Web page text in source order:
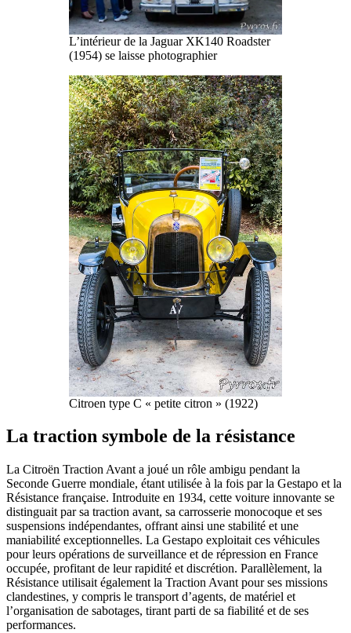
L’intérieur de la Jaguar XK140 Roadster
(1954) se laisse photographier
Citroen type C « petite citron » (1922)
La traction symbole de la résistance
La Citroën Traction Avant a joué un rôle ambigu pendant la
Seconde Guerre mondiale, étant utilisée à la fois par la Gestapo et la
Résistance française. Introduite en 1934, cette voiture innovante se
distinguait par sa traction avant, sa carrosserie monocoque et ses
suspensions indépendantes, offrant ainsi une stabilité et une
maniabilité exceptionnelles. La Gestapo exploitait ces véhicules
pour leurs opérations de surveillance et de répression en France
occupée, profitant de leur rapidité et discrétion. Parallèlement, la
Résistance utilisait également la Traction Avant pour ses missions
clandestines, y compris le transport d’agents, de matériel et
l’organisation de sabotages, tirant parti de sa fiabilité et de ses
performances.